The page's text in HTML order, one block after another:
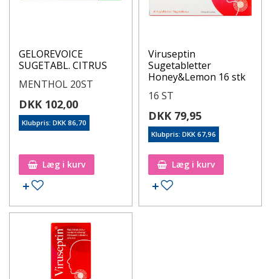
GELOREVOICE
SUGETABL. CITRUS
MENTHOL 20ST
DKK 102,00
Klubpris: DKK 86,70
Læg i kurv
Viruseptin
Sugetabletter
Honey&Lemon 16 stk
16 ST
DKK 79,95
Klubpris: DKK 67,96
Læg i kurv